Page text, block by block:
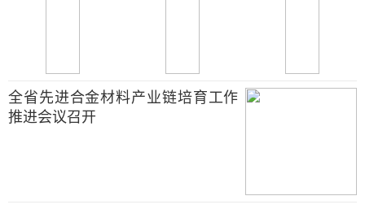
全省先进合金材料产业链培育工作
推进会议召开